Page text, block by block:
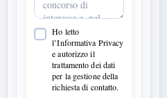
Ho letto
l’Informativa Privacy
e autorizzo il
trattamento dei dati
per la gestione della
richiesta di contatto.